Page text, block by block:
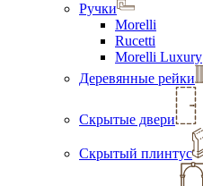
Ручки
Morelli
Rucetti
Morelli Luxury
Деревянные рейки
Скрытые двери
Скрытый плинтус